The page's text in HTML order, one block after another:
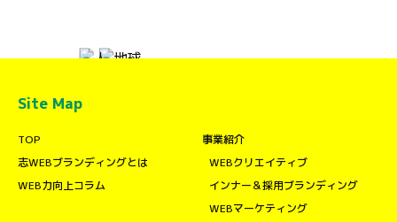
Site Map
TOP
志WEBブランディングとは
WEB力向上コラム
事業紹介
WEBクリエイティブ
インナー＆採用ブランディング
WEBマーケティング